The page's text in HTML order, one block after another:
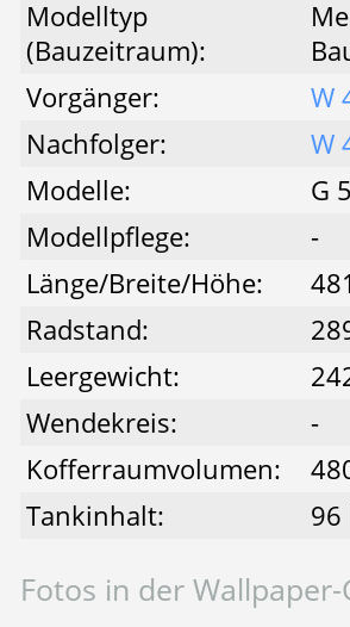
Modelltyp
(Bauzeitraum):
Vorgänger:
W
Nachfolger:
W
Modelle:
G
Modellpflege:
-
Länge/Breite/Höhe:
Radstand:
Leergewicht:
Wendekreis:
-
Kofferraumvolumen:
Tankinhalt:
96
Fotos in der Wallpaper-